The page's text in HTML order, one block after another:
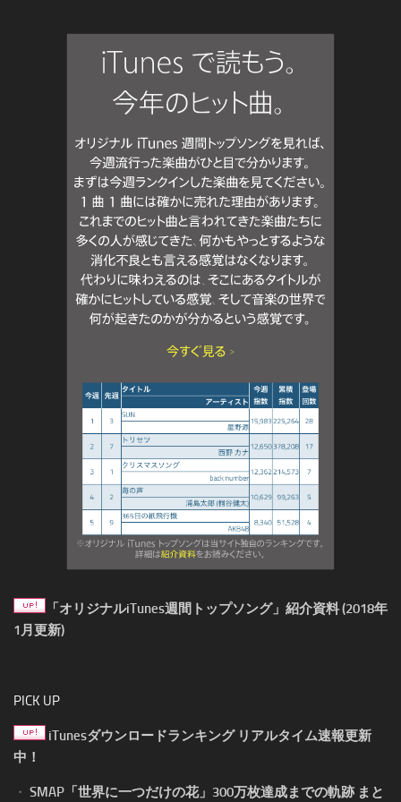
「オリジナルiTunes週間トップソング」紹介資料 (2018年
1月更新)
PICK UP
iTunesダウンロードランキング リアルタイム速報更新
中！
・ SMAP「世界に一つだけの花」300万枚達成までの軌跡 まと